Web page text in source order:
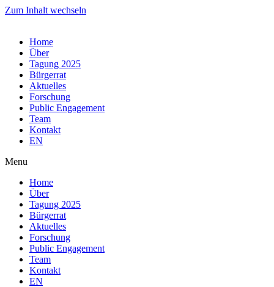
Zum Inhalt wechseln
Home
Über
Tagung 2025
Bürgerrat
Aktuelles
Forschung
Public Engagement
Team
Kontakt
EN
Menu
Home
Über
Tagung 2025
Bürgerrat
Aktuelles
Forschung
Public Engagement
Team
Kontakt
EN